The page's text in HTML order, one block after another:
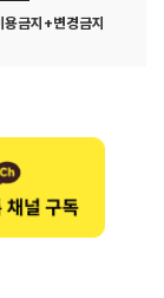
금지+변경금지